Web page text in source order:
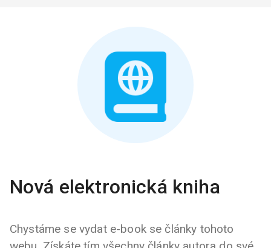
Nová elektronická kniha
Chystáme se vydat e-book se články tohoto